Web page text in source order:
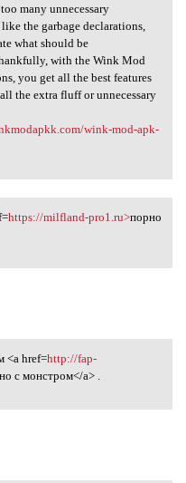
many unnecessary
the garbage declarations,
what should be
with the Wink Mod
you get all the best features
the extra fluff or unnecessary
wink-mod-apk-
https://milfland-pro1.ru>порно
<a href=http
<a href=http://fap-
с монстром</a> .